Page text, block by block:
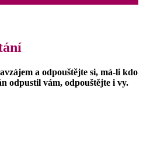
a odpouštějte si, má-li kdo
odpustil vám, odpouštějte i vy.